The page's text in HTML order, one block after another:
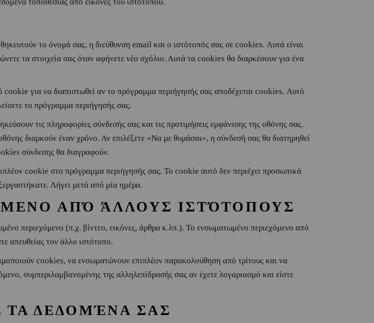
το όνομά σας, η διεύθυνση email και ο ιστότοπός σας σε cookies. Αυτά είναι
τα στοιχεία σας όταν αφήνετε νέο σχόλιο. Αυτά τα cookies θα διαρκέσουν για ένα
cookie για να διαπιστωθεί αν το πρόγραμμα περιήγησής σας αποδέχεται cookies. Αυτό
το πρόγραμμα περιήγησής σας.
τις πληροφορίες σύνδεσής σας και τις προτιμήσεις εμφάνισης της οθόνης σας.
διαρκούν έναν χρόνο. Αν επιλέξετε «Να με θυμάσαι», η σύνδεσή σας θα διατηρηθεί
σύνδεσης θα διαγραφούν.
cookie στο πρόγραμμα περιήγησής σας. Το cookie αυτό δεν περιέχει προσωπικά
Λήγει μετά από μία ημέρα.
ΑΠΌ ΆΛΛΟΥΣ ΙΣΤΌΤΟΠΟΥΣ
περιεχόμενο (π.χ. βίντεο, εικόνες, άρθρα κ.λπ.). Το ενσωματωμένο περιεχόμενο από
απευθείας τον άλλο ιστότοπο.
cookies, να ενσωματώνουν επιπλέον παρακολούθηση από τρίτους και να
συμπεριλαμβανομένης της αλληλεπίδρασής σας αν έχετε λογαριασμό και είστε
ΔΕΔΟΜΈΝΑ ΣΑΣ